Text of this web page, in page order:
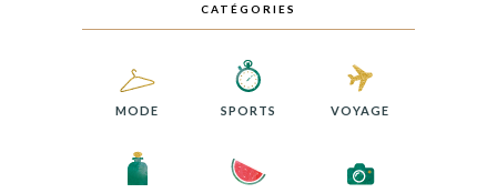
CATÉGORIES
MODE SPORTS VOYAGE